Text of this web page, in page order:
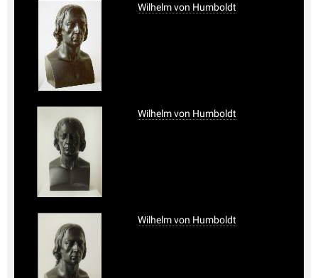
Wilhelm von Humboldt
Wilhelm von Humboldt
Wilhelm von Humboldt